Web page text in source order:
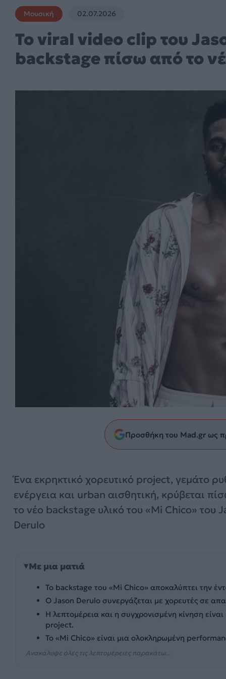
Μουσική 02.07.2026
Το viral video clip του
backstage πίσω από το
Προσθήκη του Mad.gr ως
Ένα εκρηκτικό χορευτικό project, γεμάτο
ενέργεια και urban αισθητική, κρύβεται
το νέο backstage υλικό του «Mi Chico» του
Derulo
Με μια ματιά
Το backstage του «Mi Chico» αποκαλύπτει την
Ο Jason Derulo συνεργάζεται με χορευτές σε
Η λεπτομέρεια και η συγχρονισμένη κίνηση
project.
Το «Mi Chico» είναι μια ολοκληρωμένη
Ανακάλυψε όλες τις λεπτομέρειες παρακάτω...